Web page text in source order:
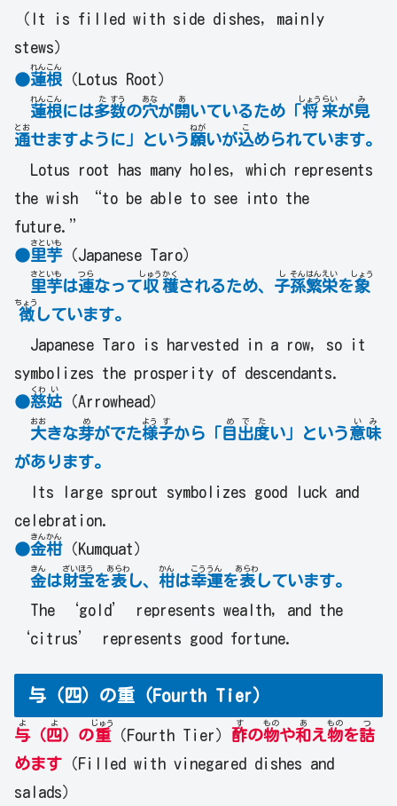
（It is filled with side dishes, mainly
stews）
●蓮
れん
根
こん
（Lotus Root）
蓮
れん
根
こん
には多
た
数
すう
の穴
あな
が開
あ
いているため「将
しょう
来
らい
が見
み
通
とお
せますように」という願
ねが
いが込
こ
められています。
Lotus root has many holes, which represents
the wish “to be able to see into the
future.”
●里
さと
芋
いも
（Japanese Taro）
里
さと
芋
いも
は連
つら
なって収
しゅう
穫
かく
されるため、 子
し
孫
そん
繁
はん
栄
えい
を象
しょう
徴
ちょう
しています。
Japanese Taro is harvested in a row, so it
symbolizes the prosperity of descendants.
●慈
くわ
姑
い
（Arrowhead）
大
おお
きな芽
め
がでた様
よう
子
す
から「目
め
出
で
度
た
い」という意
い
味
み
があります。
Its large sprout symbolizes good luck and
celebration.
●金
きん
柑
かん
（Kumquat）
金
きん
は財
ざい
宝
ほう
を表
あらわ
し、 柑
かん
は幸
こう
運
うん
を表
あらわ
しています。
The ‘gold’ represents wealth, and the
‘citrus’ represents good fortune.
与（四）の重（Fourth Tier）
与
よ
（四
よ
）の重
じゅう
（Fourth Tier） 酢
す
の物
もの
や和
あ
え 物
もの
を詰
つ
めます （Filled with vinegared dishes and
salads）